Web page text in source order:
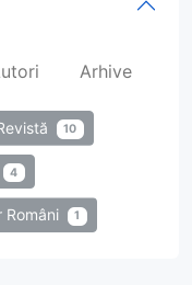
Arhive
10
4
Români 1